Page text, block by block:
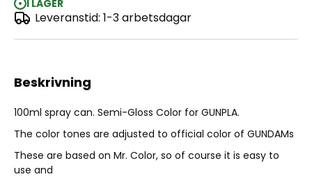
I LAGER
Leveranstid: 1-3 arbetsdagar
Beskrivning
100ml spray can. Semi-Gloss Color for GUNPLA.
The color tones are adjusted to official color of GUNDAMs
These are based on Mr. Color, so of course it is easy to
use and